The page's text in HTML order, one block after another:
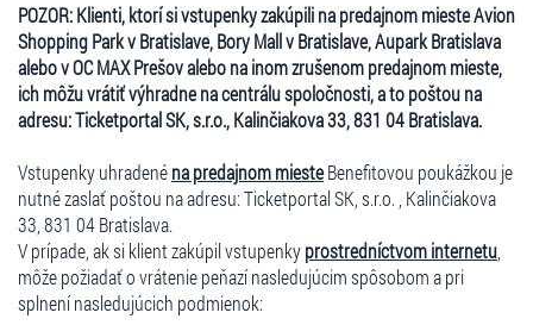
POZOR: Klienti, ktorí si vstupenky zakúpili na predajnom mieste Avion
Shopping Park v Bratislave, Bory Mall v Bratislave, Aupark Bratislava
alebo v OC MAX Prešov alebo na inom zrušenom predajnom mieste,
ich môžu vrátiť výhradne na centrálu spoločnosti, a to poštou na
adresu: Ticketportal SK, s.r.o., Kalinčiakova 33, 831 04 Bratislava.
Vstupenky uhradenéna predajnom miesteBenefitovou poukážkou je
nutné zaslať poštou na adresu: Ticketportal SK, s.r.o. , Kalinčiakova
33, 831 04 Bratislava.
V prípade, ak si klient zakúpil vstupenkyprostredníctvom internetu
môže požiadať o vrátenie peňazí nasledujúcim spôsobom a pri
splnení nasledujúcich podmienok: